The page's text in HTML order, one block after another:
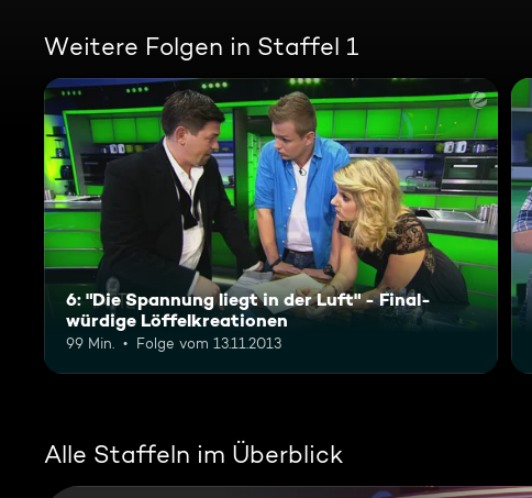
Weitere Folgen in Staffel 1
6: "Die Spannung liegt in der Luft" - Final-
würdige Löffelkreationen
99 Min. Folge vom 13.11.2013
Alle Staffeln im Überblick